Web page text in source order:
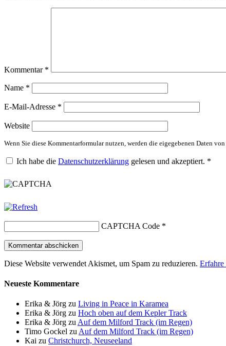
Kommentar *
Name *
E-Mail-Adresse *
Website
Wenn Sie diese Kommentarformular nutzen, werden die eigegebenen Daten
Ich habe die Datenschutzerklärung gelesen und akzeptiert. *
CAPTCHA Code *
Diese Website verwendet Akismet, um Spam zu reduzieren. Erfahre
Neueste Kommentare
Erika & Jörg zu Living in Peace in Karamea
Erika & Jörg zu Hoch oben auf dem Kepler Track
Erika & Jörg zu Auf dem Milford Track (im Regen)
Timo Gockel zu Auf dem Milford Track (im Regen)
Kai zu Christchurch, Neuseeland